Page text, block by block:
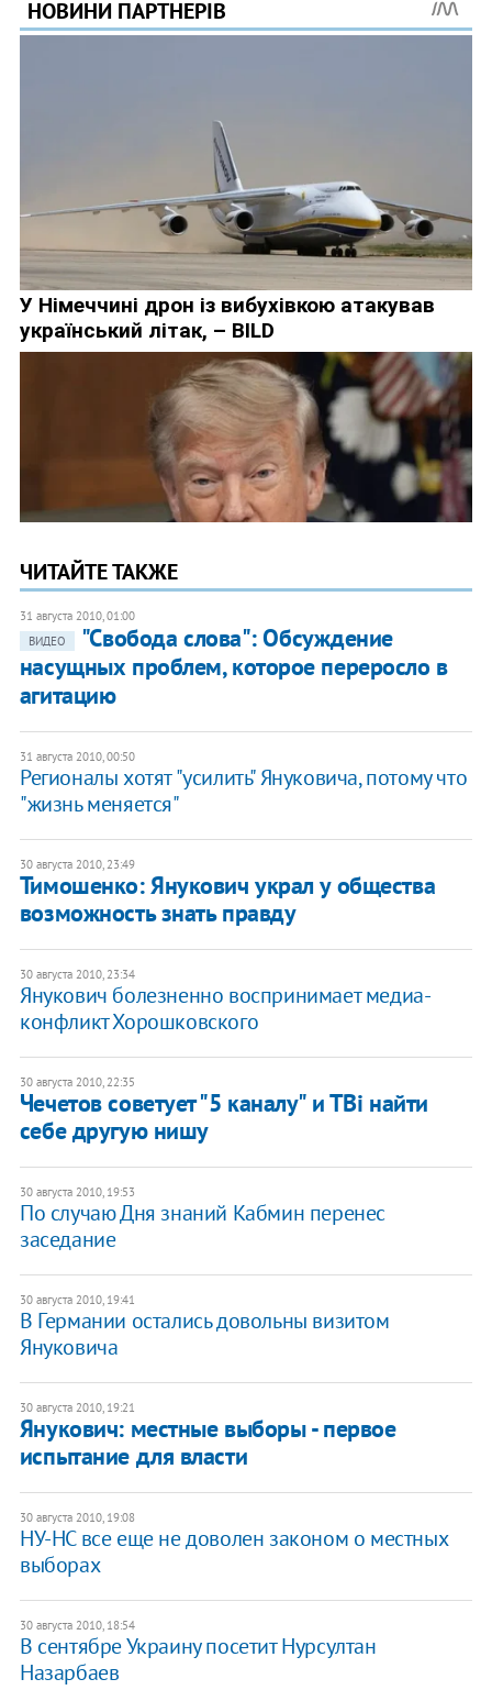
ЧИТАЙТЕ ТАКЖЕ
31 августа 2010, 01:00
ВИДЕО
"Свобода слова": Обсуждение
насущных проблем, которое переросло в
агитацию
31 августа 2010, 00:50
Регионалы хотят "усилить" Януковича, потому что
"жизнь меняется"
30 августа 2010, 23:49
Тимошенко: Янукович украл у общества
возможность знать правду
30 августа 2010, 23:34
Янукович болезненно воспринимает медиа-
конфликт Хорошковского
30 августа 2010, 22:35
Чечетов советует "5 каналу" и ТВі найти
себе другую нишу
30 августа 2010, 19:53
По случаю Дня знаний Кабмин перенес
заседание
30 августа 2010, 19:41
В Германии остались довольны визитом
Януковича
30 августа 2010, 19:21
Янукович: местные выборы - первое
испытание для власти
30 августа 2010, 19:08
НУ-НС все еще не доволен законом о местных
выборах
30 августа 2010, 18:54
В сентябре Украину посетит Нурсултан
Назарбаев